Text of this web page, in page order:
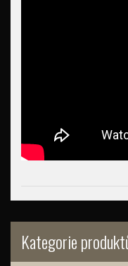
Kategorie